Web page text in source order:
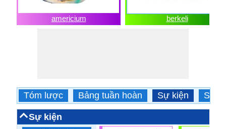
americium berkeli
Tóm lược Bảng tuần hoàn Sự kiện Sử
Sự kiện